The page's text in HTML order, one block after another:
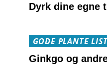
Dyrk dine egne
GODE PLANTE
Ginkgo og